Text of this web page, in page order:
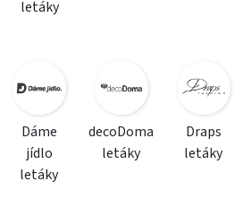
letáky
Dáme
jídlo
letáky
decoDoma
letáky
Draps
letáky